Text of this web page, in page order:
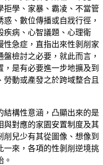
拒學、家暴、霸凌、不當管
、數位傳播或自戕行徑，
疾病、心智議題、心理衛
性急症，直指出來性剝削家
檢討之必要，就此而言，
是有必要進一步地擴及到
動或產發之於跨域整合且
結構性意涵，凸顯出來的是
與對應的家園安置制度及其
兒少有其從圖像、想像到
一來，各項的性剝削逆境挑
。